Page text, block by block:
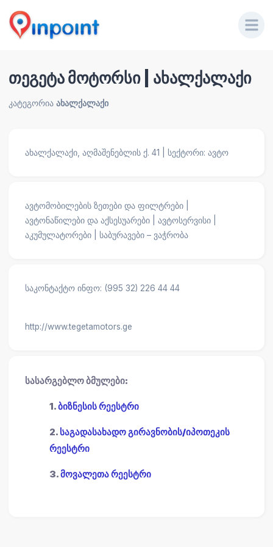
თეგეტა მოტორსი | ახალქალაქი
კატეგორია ახალქალაქი
ახალქალაქი, აღმაშენებლის ქ. 41 | სექტორი: ავტო
ავტომობილების ზეთები და ფილტრები |
ავტონაწილები და აქსესუარები | ავტოსერვისი |
აკუმულატორები | საბურავები – ვაჭრობა
საკონტაქტო ინფო: (995 32) 226 44 44
http://www.tegetamotors.ge
სასარგებლო ბმულები:
1.ბიზნესის რეესტრი
2. საგადასახადო გირავნობის/იპოთეკის
რეესტრი
3.მოვალეთა რეესტრი